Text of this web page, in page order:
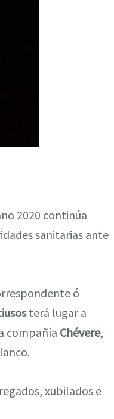
2020 continúa
sanitarias ante
ó
terá lugar a
compañía Chévere,
xubilados e